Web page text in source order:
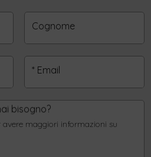
Cognome
* Email
bisogno?